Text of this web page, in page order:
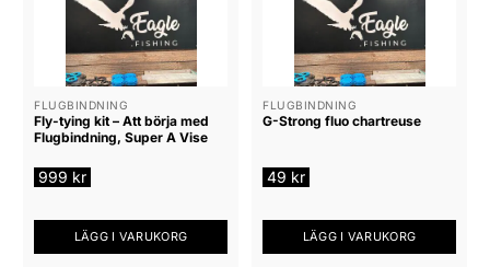
alternativen
kan
väljas
på
produktsidan
FLUGBINDNING
Fly-tying kit – Att börja med
Flugbindning, Super A Vise
999 kr
LÄGG I VARUKORG
FLUGBINDNING
G-Strong fluo chartreuse
49 kr
LÄGG I VARUKORG